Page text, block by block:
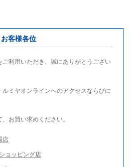
お客様各位
ご利用いただき、誠にありがとうござい
ミヤオンラインへのアクセスならびに
お買い求めください。
店
ョッピング店